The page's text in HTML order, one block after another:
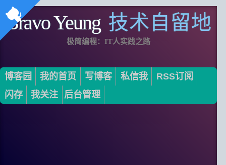
Bravo Yeung 技术自留地
极简编程：IT人实践之路
博客园 我的首页 写博客 私信我
RSS订阅
闪存
我关注 后台管理